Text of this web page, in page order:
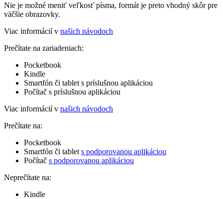
Nie je možné meniť veľkosť písma, formát je preto vhodný skôr pre
väčšie obrazovky.
Viac informácií v našich návodoch
Prečítate na zariadeniach:
Pocketbook
Kindle
Smartfón či tablet s príslušnou aplikáciou
Počítač s príslušnou aplikáciou
Viac informácií v našich návodoch
Prečítate na:
Pocketbook
Smartfón či tablet s podporovanou aplikáciou
Počítač s podporovanou aplikáciou
Neprečítate na:
Kindle